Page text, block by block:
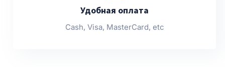
Удобная оплата
Cash, Visa, MasterCard, etc